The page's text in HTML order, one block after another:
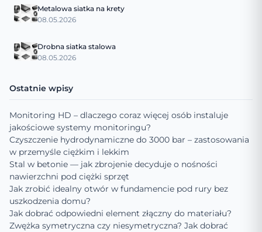
Metalowa siatka na krety
08.05.2026
Drobna siatka stalowa
08.05.2026
Ostatnie wpisy
Monitoring HD – dlaczego coraz więcej osób instaluje
jakościowe systemy monitoringu?
Czyszczenie hydrodynamiczne do 3000 bar – zastosowania
w przemyśle ciężkim i lekkim
Stal w betonie — jak zbrojenie decyduje o nośności
nawierzchni pod ciężki sprzęt
Jak zrobić idealny otwór w fundamencie pod rury bez
uszkodzenia domu?
Jak dobrać odpowiedni element złączny do materiału?
Zwężka symetryczna czy niesymetryczna? Jak dobrać